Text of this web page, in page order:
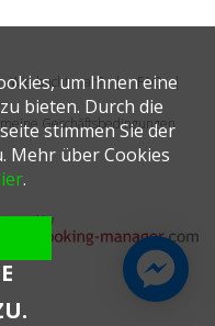
Wie bucht man? FAQ
Geschäftsbedingungen
um Ihnen eine
bieten. Durch die
stimmen Sie der
Mehr über Cookies
.